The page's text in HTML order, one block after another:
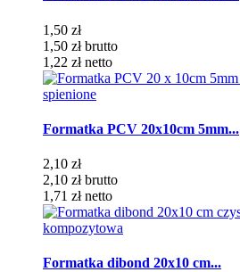
1,50 zł
1,50 zł brutto
1,22 zł netto
Formatka PCV 20x10cm 5mm...
2,10 zł
2,10 zł brutto
1,71 zł netto
Formatka dibond 20x10 cm...